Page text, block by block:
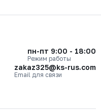
пн-пт 9:00 - 18:00
Режим работы
zakaz325@ks-rus.com
Email для связи